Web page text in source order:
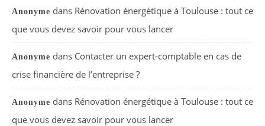
Anonyme dans Rénovation énergétique à Toulouse : tout ce
que vous devez savoir pour vous lancer
Anonyme dans Contacter un expert-comptable en cas de
crise financière de l’entreprise ?
Anonyme dans Rénovation énergétique à Toulouse : tout ce
que vous devez savoir pour vous lancer